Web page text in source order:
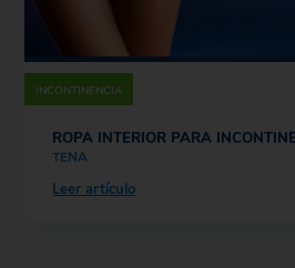
INCONTINENCIA
ROPA INTERIOR PARA
TENA
Leer artículo